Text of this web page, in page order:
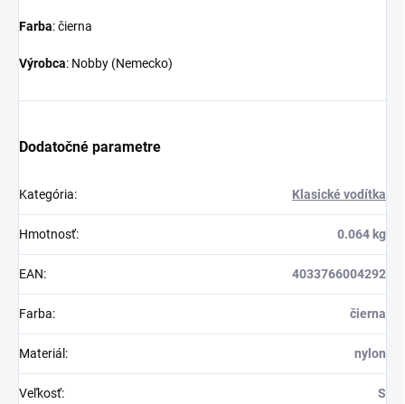
Farba: čierna
Výrobca: Nobby (Nemecko)
Dodatočné parametre
Kategória: Klasické vodítka
Hmotnosť: 0.064 kg
EAN: 4033766004292
Farba: čierna
Materiál : nylon
Veľkosť: S